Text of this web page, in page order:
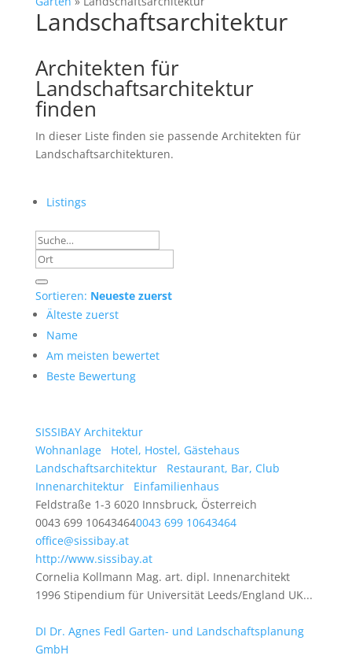
Landschaftsarchitektur
Architekten für
Landschaftsarchitektur
finden
In dieser Liste finden sie passende Architekten für
Landschaftsarchitekturen.
Listings
Sortieren: Neueste zuerst
Älteste zuerst
Name
Am meisten bewertet
Beste Bewertung
SISSIBAY Architektur
Wohnanlage
Hotel, Hostel, Gästehaus
Landschaftsarchitektur
Restaurant, Bar, Club
Innenarchitektur
Einfamilienhaus
Feldstraße 1-3 6020 Innsbruck, Österreich
0043 699 106434640043 699 10643464
office@sissibay.at
http://www.sissibay.at
Cornelia Kollmann Mag. art. dipl. Innenarchitekt
1996 Stipendium für Universität Leeds/England UK...
DI Dr. Agnes Fedl Garten- und Landschaftsplanung
GmbH